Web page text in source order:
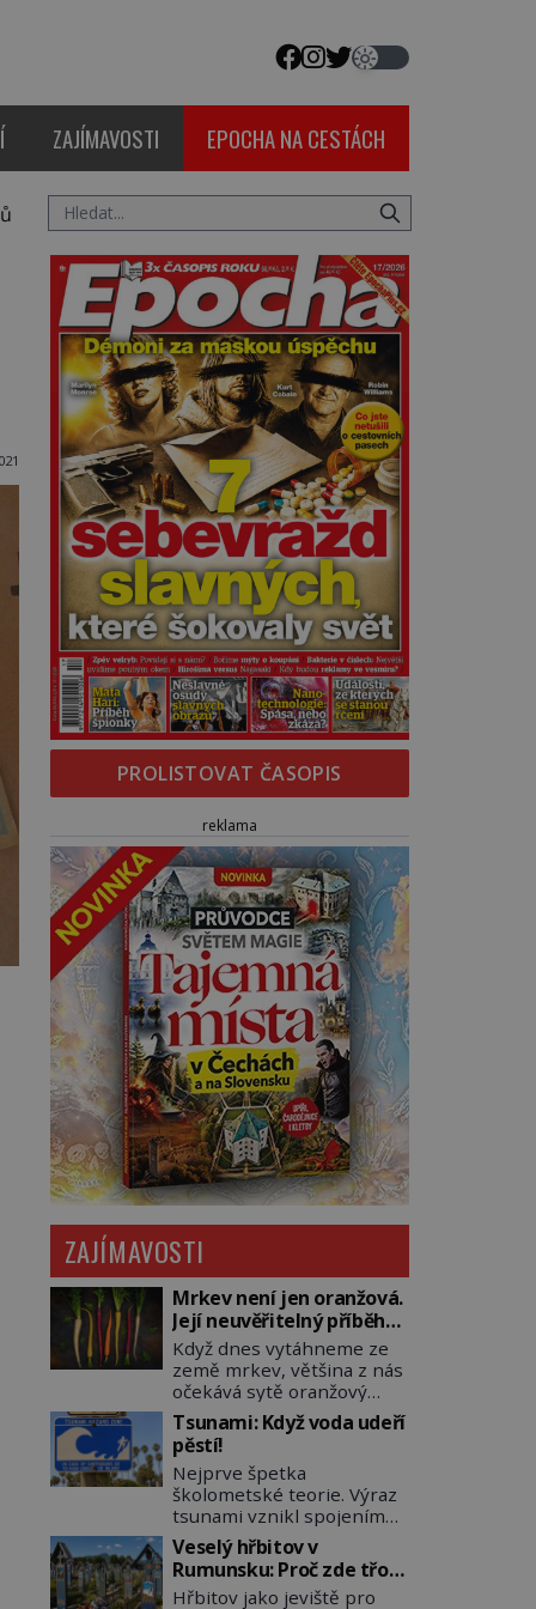
ZAJÍMAVOSTI EPOCHA NA CESTÁCH
PROLISTOVAT ČASOPIS
reklama
ZAJÍMAVOSTI
Mrkev není jen oranžová.
Její neuvěřitelný příběh
začíná fialovou barvou
Když dnes vytáhneme ze
země mrkev, většina z nás
očekává sytě oranžový
kořen. Jenže po většinu
své historie je mrkev
všechno možné, jen ne
oranžová. Je fialová, žlutá,
bílá, někdy dokonce téměř
černá. Až díky stovkám let
pečlivého šlechtění se z ní
stává zelenina, bez které
si českou zahradu ani
Tsunami: Když voda udeří
pěstí!
Nejprve špetka
školometské teorie. Výraz
tsunami vznikl spojením
japonských slov tsu
(přístav) a nami (vlna).
Jedná se o dlouhou vlnu,
která je na volném moři
Veselý hřbitov v
Rumunsku: Proč zde třou
pohřební plačky bídu s
Hřbitov jako jeviště pro